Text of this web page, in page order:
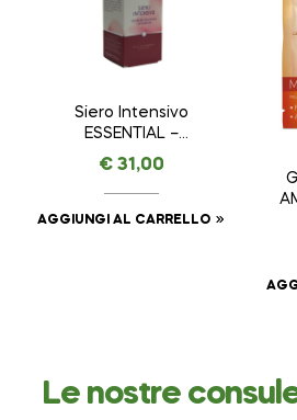
Siero Intensivo
ESSENTIAL –
AMAVITAL da 30 ml
€31,00
AGGIUNGI AL CARRELLO
Le nostre